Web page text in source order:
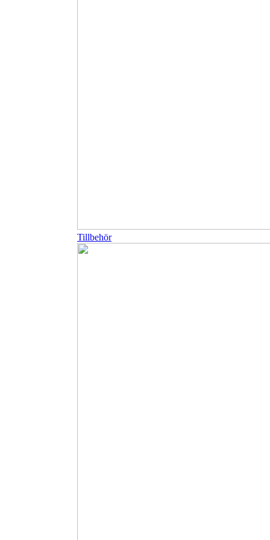
Tillbehör